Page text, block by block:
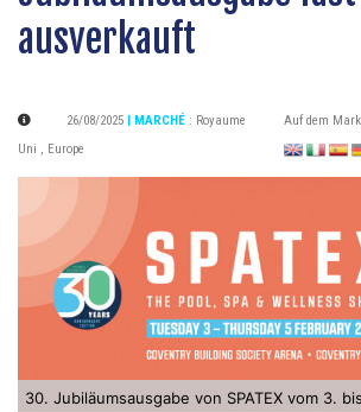
ausverkauft
26/08/2025 | MARCHÉ : Royaume
Uni , Europe
Auf dem